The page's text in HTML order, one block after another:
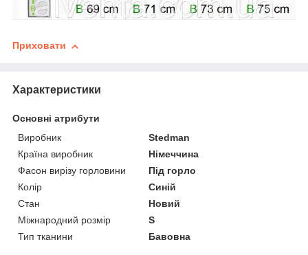
Приховати
Характеристики
Основні атрибути
Виробник
Stedman
Країна виробник
Німеччина
Фасон вирізу горловини
Під горло
Колір
Синій
Стан
Новий
Міжнародний розмір
S
Тип тканини
Бавовна